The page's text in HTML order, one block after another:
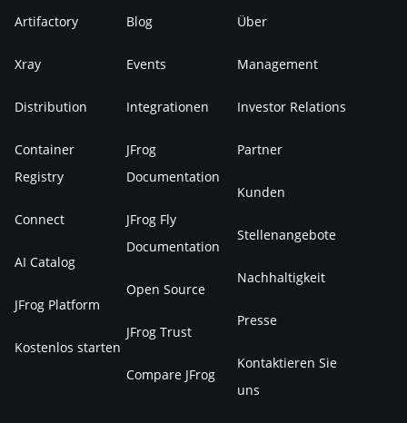
Artifactory
Xray
Distribution
Container
Registry
Connect
AI Catalog
JFrog Platform
Kostenlos starten
Blog
Events
Integrationen
JFrog
Documentation
JFrog Fly
Documentation
Open Source
JFrog Trust
Compare JFrog
Über
Management
Investor Relations
Partner
Kunden
Stellenangebote
Nachhaltigkeit
Presse
Kontaktieren Sie
uns